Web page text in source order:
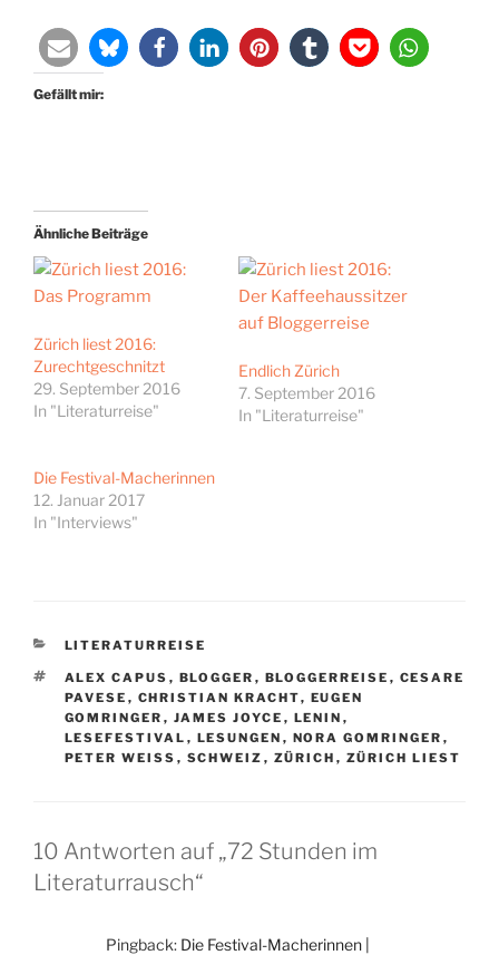
Gefällt mir:
Ähnliche Beiträge
Zürich liest 2016:
Zurechtgeschnitzt
29. September 2016
In "Literaturreise"
Endlich Zürich
7. September 2016
In "Literaturreise"
Die Festival-Macherinnen
12. Januar 2017
In "Interviews"
KATEGORIEN
LITERATURREISE
SCHLAGWÖRTER
ALEX CAPUS , BLOGGER , BLOGGERREISE , CESARE
PAVESE , CHRISTIAN KRACHT, EUGEN
GOMRINGER , JAMES JOYCE , LENIN ,
LESEFESTIVAL , LESUNGEN , NORA GOMRINGER ,
PETER WEISS , SCHWEIZ , ZÜRICH , ZÜRICH LIEST
10 Antworten auf „72 Stunden im
Literaturrausch“
Pingback: Die Festival-Macherinnen |